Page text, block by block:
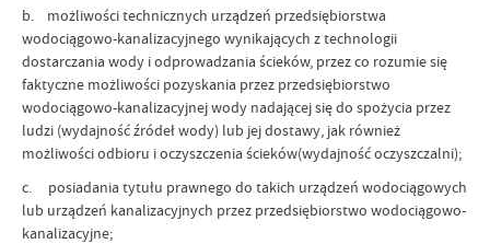
b. możliwości technicznych urządzeń przedsiębiorstwa
wodociągowo-kanalizacyjnego wynikających z technologii
dostarczania wody i odprowadzania ścieków, przez co rozumie się
faktyczne możliwości pozyskania przez przedsiębiorstwo
wodociągowo-kanalizacyjnej wody nadającej się do spożycia przez
ludzi (wydajność źródeł wody) lub jej dostawy, jak również
możliwości odbioru i oczyszczenia ścieków(wydajność oczyszczalni);
c. posiadania tytułu prawnego do takich urządzeń wodociągowych
lub urządzeń kanalizacyjnych przez przedsiębiorstwo wodociągowo-
kanalizacyjne;